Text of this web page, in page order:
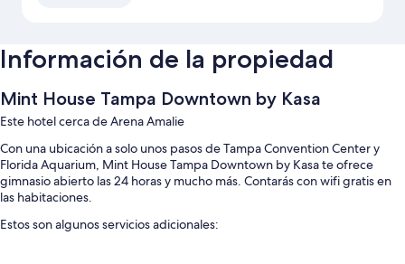
Información de la propiedad
Mint House Tampa Downtown by Kasa
Este hotel cerca de Arena Amalie
Con una ubicación a solo unos pasos de Tampa Convention Center y
Florida Aquarium, Mint House Tampa Downtown by Kasa te ofrece
gimnasio abierto las 24 horas y mucho más. Contarás con wifi gratis en
las habitaciones.
Estos son algunos servicios adicionales: